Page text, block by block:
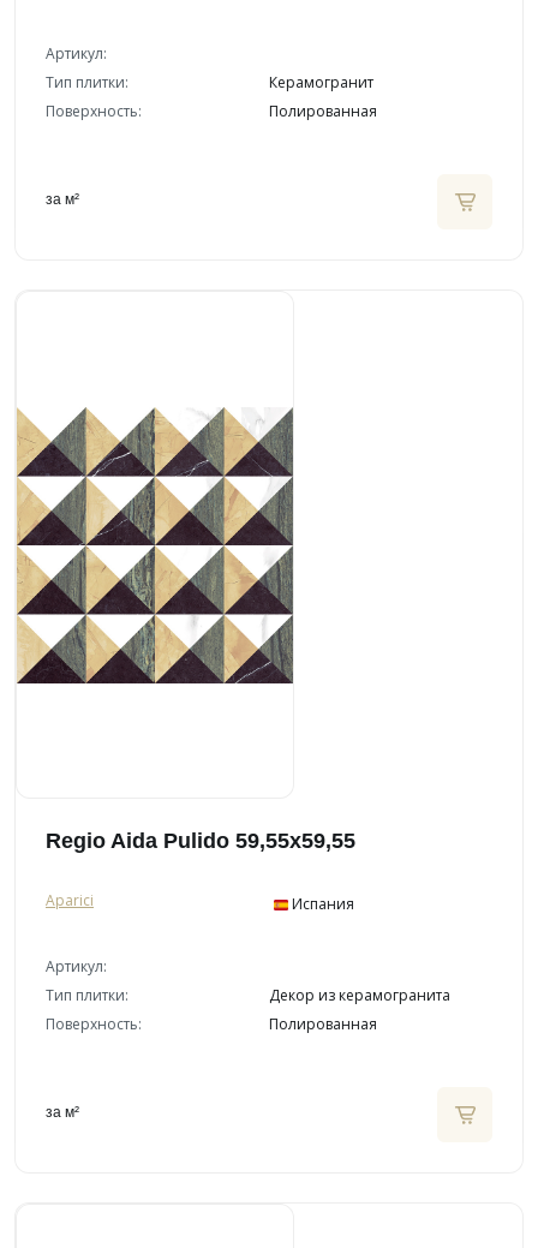
Артикул:
Тип плитки:
Керамогранит
Поверхность:
Полированная
за м²
Regio Aida Pulido 59,55x59,55
Aparici Испания
Артикул:
Тип плитки:
Декор из керамогранита
Поверхность:
Полированная
за м²